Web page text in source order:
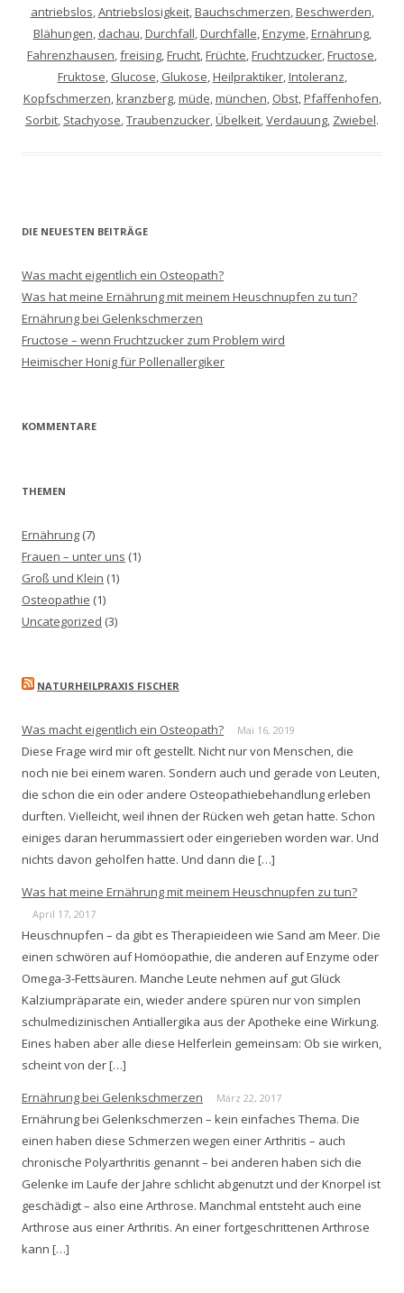
antriebslos,Antriebslosigkeit,Bauchschmerzen,Beschwerden,
Blähungen, dachau,Durchfall,Durchfälle,Enzyme,Ernährung,
Fahrenzhausen,freising,Frucht,Früchte,Fruchtzucker,Fructose,
Fruktose, Glucose, Glukose,Heilpraktiker,Intoleranz,
Kopfschmerzen,kranzberg,müde,münchen, Obst,Pfaffenhofen,
Sorbit, Stachyose,Traubenzucker,Übelkeit,Verdauung, Zwiebel.
DIE NEUESTEN BEITRÄGE
Was macht eigentlich ein Osteopath?
Was hat meine Ernährung mit meinem Heuschnupfen zu tun?
Ernährung bei Gelenkschmerzen
Fructose – wenn Fruchtzucker zum Problem wird
Heimischer Honig für Pollenallergiker
KOMMENTARE
THEMEN
Ernährung (7)
Frauen – unter uns (1)
Groß und Klein (1)
Osteopathie (1)
Uncategorized (3)
NATURHEILPRAXIS FISCHER
Was macht eigentlich ein Osteopath? Mai 16, 2019
Diese Frage wird mir oft gestellt. Nicht nur von Menschen, die
noch nie bei einem waren. Sondern auch und gerade von Leuten,
die schon die ein oder andere Osteopathiebehandlung erleben
durften. Vielleicht, weil ihnen der Rücken weh getan hatte. Schon
einiges daran herummassiert oder eingerieben worden war. Und
nichts davon geholfen hatte. Und dann die […]
Was hat meine Ernährung mit meinem Heuschnupfen zu tun?
April 17, 2017
Heuschnupfen – da gibt es Therapieideen wie Sand am Meer. Die
einen schwören auf Homöopathie, die anderen auf Enzyme oder
Omega-3-Fettsäuren. Manche Leute nehmen auf gut Glück
Kalziumpräparate ein, wieder andere spüren nur von simplen
schulmedizinischen Antiallergika aus der Apotheke eine Wirkung.
Eines haben aber alle diese Helferlein gemeinsam: Ob sie wirken,
scheint von der […]
Ernährung bei Gelenkschmerzen
März 22, 2017
Ernährung bei Gelenkschmerzen – kein einfaches Thema. Die
einen haben diese Schmerzen wegen einer Arthritis – auch
chronische Polyarthritis genannt – bei anderen haben sich die
Gelenke im Laufe der Jahre schlicht abgenutzt und der Knorpel ist
geschädigt – also eine Arthrose. Manchmal entsteht auch eine
Arthrose aus einer Arthritis. An einer fortgeschrittenen Arthrose
kann […]